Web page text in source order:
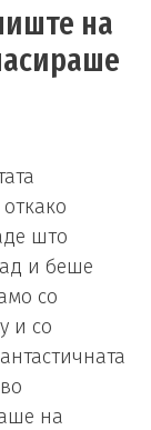
на
што
и беше
со
и со
на